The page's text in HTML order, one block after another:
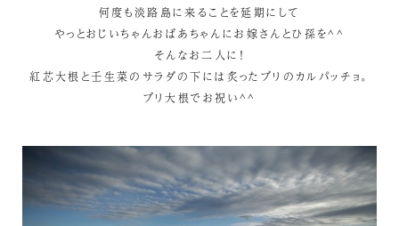
何度も淡路島に来ることを延期にして
やっとおじいちゃんおばあちゃんにお嫁さんとひ孫を^^
そんなお二人に！
紅芯大根と壬生菜のサラダの下には炙ったブリのカルパッチョ。
ブリ大根でお祝い^^